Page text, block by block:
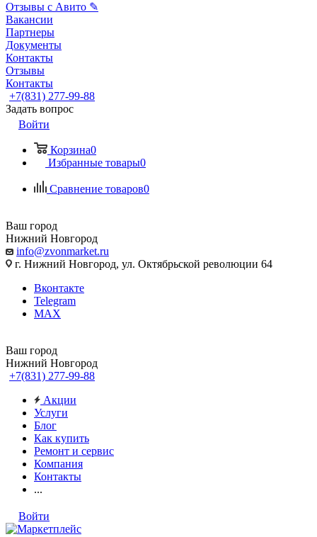
Отзывы с Авито ✎
Вакансии
Партнеры
Документы
Контакты
Отзывы
Контакты
+7(831) 277-99-88
Задать вопрос
Войти
Корзина0
Избранные товары0
Сравнение товаров0
Ваш город
Нижний Новгород
info@zvonmarket.ru
г. Нижний Новгород, ул. Октябрьской революции 64
Вконтакте
Telegram
MAX
Ваш город
Нижний Новгород
+7(831) 277-99-88
Акции
Услуги
Блог
Как купить
Ремонт и сервис
Компания
Контакты
...
Войти